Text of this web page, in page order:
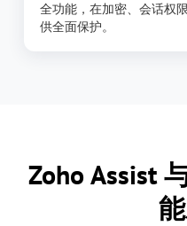
全功能，在加密、会话权
供全面保护。
Zoho Assist